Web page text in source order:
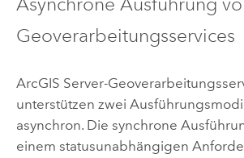
Geoverarbeitungsservices
ArcGIS Server-
unterstützen zwei
asynchron. Die synchrone
einem statusunabhängigen